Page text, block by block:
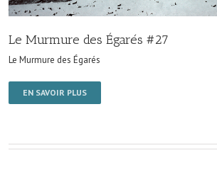
Le Murmure des Égarés #27
Le Murmure des Égarés
EN SAVOIR PLUS